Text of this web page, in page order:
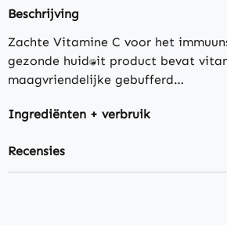
Beschrijving
Zachte Vitamine C voor het
gezonde huid:Dit product bevat
maagvriendelijke gebufferd…
Ingrediënten + verbruik
Recensies